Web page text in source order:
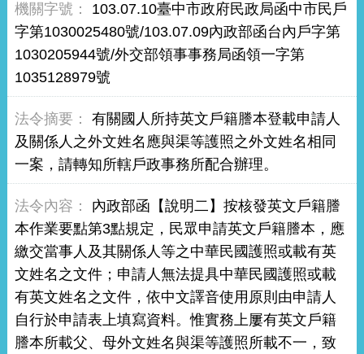
103.07.10臺中市政府民政局函中市民戶
字第1030025480號/103.07.09內政部函台內戶字第
1030205944號/外交部領事事務局函領一字第
1035128979號
有關國人所持英文戶籍謄本登載申請人
及關係人之外文姓名應與渠等護照之外文姓名相同
一案，請轉知所轄戶政事務所配合辦理。
內政部函【說明二】按核發英文戶籍謄
本作業要點第3點規定，民眾申請英文戶籍謄本，應
繳交當事人及其關係人等之中華民國護照或載有英
文姓名之文件；申請人無法提具中華民國護照或載
有英文姓名之文件，依中文譯音使用原則由申請人
自行於申請表上填寫資料。惟實務上屢有英文戶籍
謄本所載父、母外文姓名與渠等護照所載不一，致